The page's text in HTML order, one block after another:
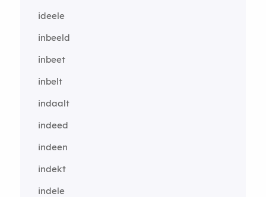
ideele
inbeeld
inbeet
inbelt
indaalt
indeed
indeen
indekt
indele